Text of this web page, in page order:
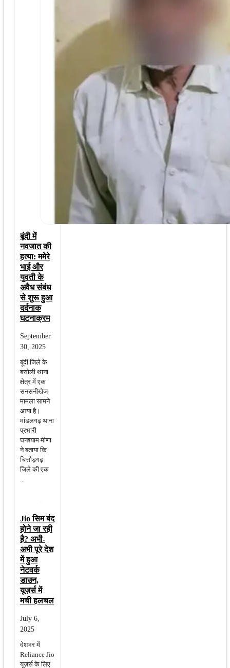
बूंदी में
नवजात की
हत्या: ममेरे
भाई और
युवती के
अवैध संबंध
से शुरू हुआ
दर्दनाक
घटनाक्रम
September
30, 2025
बूंदी जिले के
बसोली थाना
क्षेत्र में एक
सनसनीखेज
मामला सामने
आया है।
मांडलगढ़ थाना
प्रभारी
घनश्याम मीणा
ने बताया कि
चित्तौड़गढ़
जिले की एक
Jio सिम बंद
होने जा रही
है? अभी-
अभी पूरे देश
में हुआ
नेटवर्क
डाउन,
यूज़र्स में
मची हलचल
July 6,
2025
देशभर में
Reliance Jio
यूज़र्स के लिए